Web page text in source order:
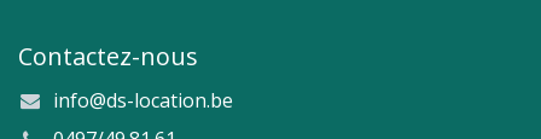
Contactez-nous
info@ds-location.be